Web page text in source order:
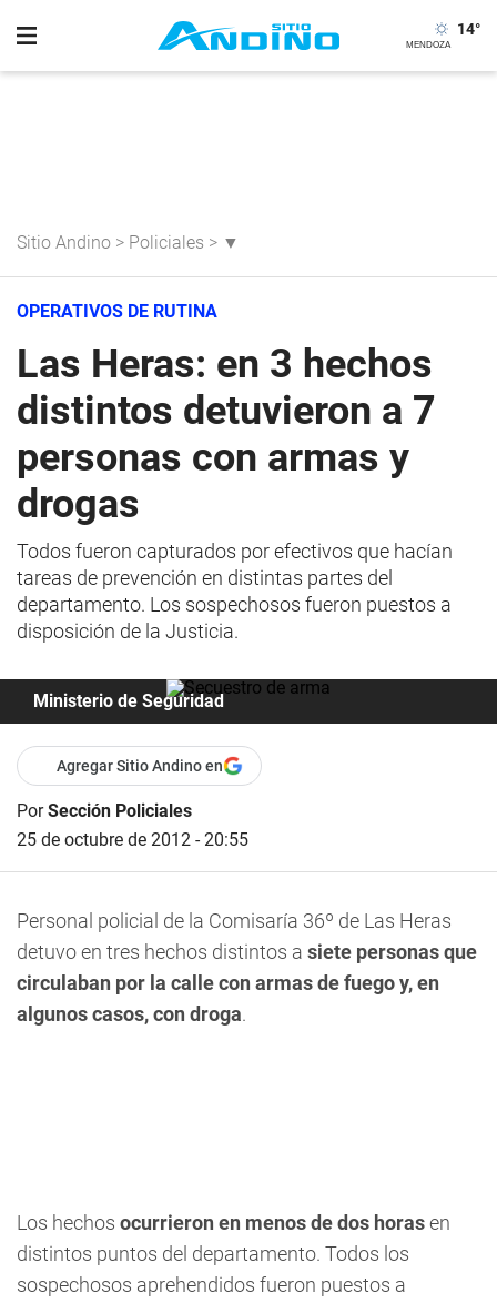
14°
Sitio Andino > Policiales > ▼
OPERATIVOS DE RUTINA
Las Heras: en 3 hechos
distintos detuvieron a 7
personas con armas y
drogas
Todos fueron capturados por efectivos que hacían
tareas de prevención en distintas partes del
departamento. Los sospechosos fueron puestos a
disposición de la Justicia.
Ministerio de Seguridad
Agregar Sitio Andino en
PorSección Policiales
25 de octubre de 2012 - 20:55
Personal policial de la Comisaría 36º de Las Heras
detuvo en tres hechos distintos a siete personas que
circulaban por la calle con armas de fuego y, en
algunos casos, con droga.
Los hechos ocurrieron en menos de dos horasen
distintos puntos del departamento. Todos los
sospechosos aprehendidos fueron puestos a